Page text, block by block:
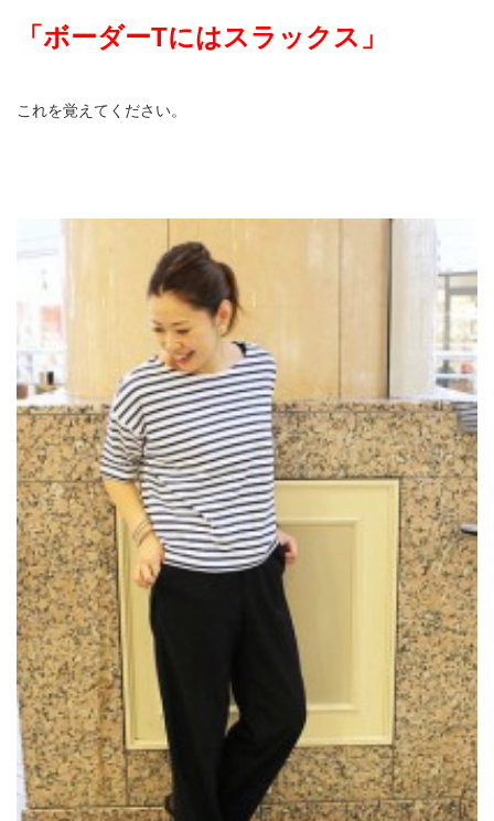
「ボーダーTにはスラックス」
これを覚えてください。